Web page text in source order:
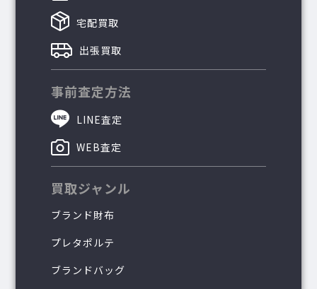
宅配買取
出張買取
事前査定方法
LINE査定
WEB査定
買取ジャンル
ブランド財布
プレタポルテ
ブランドバッグ